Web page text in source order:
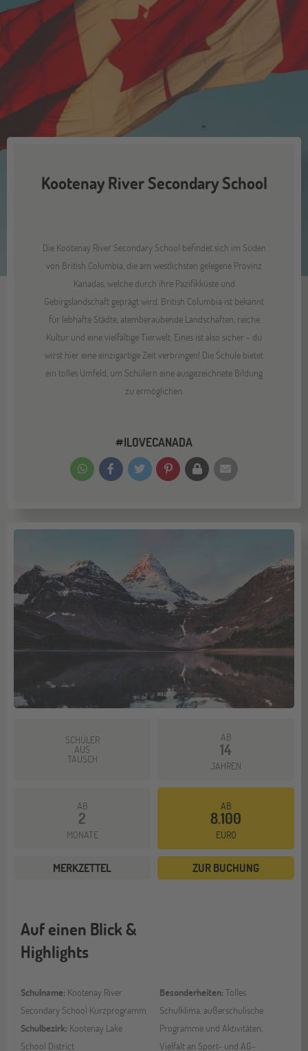
Kootenay River Secondary School
Die Kootenay River Secondary School befindet sich im Süden
von British Columbia, die am westlichsten gelegene Provinz
Kanadas, welche durch ihre Pazifikküste und
Gebirgslandschaft geprägt wird. British Columbia ist bekannt
für lebhafte Städte, atemberaubende Landschaften, reiche
Kultur und eine vielfältige Tierwelt. Eines ist also sicher - du
wirst hier eine einzigartige Zeit verbringen! Die Schule bietet
ein tolles Umfeld, um Schülern eine ausgezeichnete Bildung
zu ermöglichen.
#ILOVECANADA
SCHÜLER
AUS
TAUSCH
AB
14
JAHREN
AB
2
MONATE
AB
8.100
EURO
MERKZETTEL ZUR BUCHUNG
Auf einen Blick &
Highlights
Schulname: Kootenay River
Secondary School Kurzprogramm
Schulbezirk: Kootenay Lake
School District
Besonderheiten: Tolles
Schulklima, außerschulische
Programme und Aktivitäten,
Vielfalt an Sport- und AG-